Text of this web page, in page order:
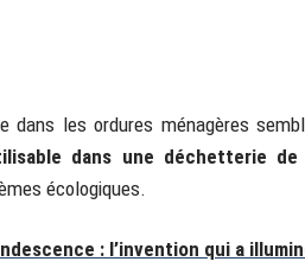
dans les ordures ménagères
dans une déchetterie de
écologiques.
: l’invention qui a